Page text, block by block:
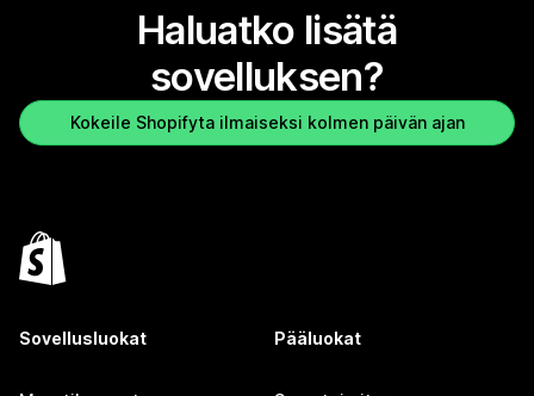
Haluatko lisätä
sovelluksen?
Kokeile Shopifyta ilmaiseksi kolmen päivän ajan
Sovellusluokat Pääluokat